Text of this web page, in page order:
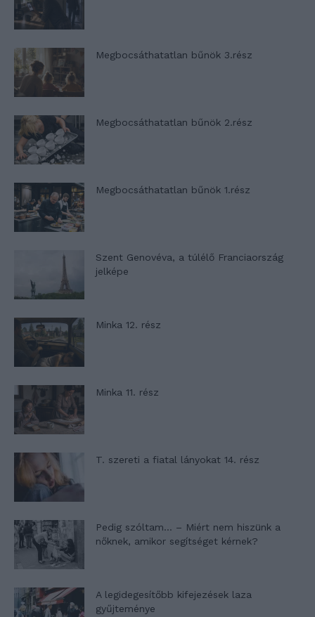
Megbocsáthatatlan bűnök 3.rész
Megbocsáthatatlan bűnök 2.rész
Megbocsáthatatlan bűnök 1.rész
Szent Genovéva, a túlélő Franciaország
jelképe
Minka 12. rész
Minka 11. rész
T. szereti a fiatal lányokat 14. rész
Pedig szóltam… – Miért nem hiszünk a
nőknek, amikor segítséget kérnek?
A legidegesítőbb kifejezések laza
gyűjteménye